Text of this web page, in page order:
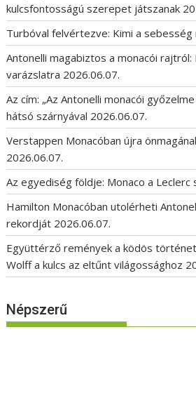
kulcsfontosságú szerepet játszanak
Turbóval felvértezve: Kimi a
Antonelli magabiztos a monacói rajtról:
varázslatra 2026.06.07.
Az cím: „Az Antonelli monacói
hátsó szárnyával 2026.06.07.
Verstappen Monacóban újra
2026.06.07.
Az egyediség földje: Monaco a Leclerc
Hamilton Monacóban utolérheti
rekordját 2026.06.07.
Együttérző remények a ködös
Wolff a kulcs az eltűnt világossághoz
Népszerű